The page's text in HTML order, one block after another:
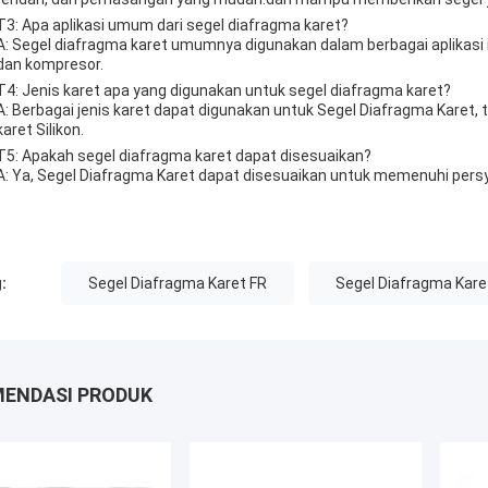
Apa aplikasi umum dari segel diafragma karet?
Segel diafragma karet umumnya digunakan dalam berbagai
kompresor.
Jenis karet apa yang digunakan untuk segel diafragma karet?
Berbagai jenis karet dapat digunakan untuk Segel Diafragma
Silikon.
Apakah segel diafragma karet dapat disesuaikan?
Ya, Segel Diafragma Karet dapat disesuaikan untuk memenuhi
Segel Diafragma Karet FR Segel Diafragma
PRODUK